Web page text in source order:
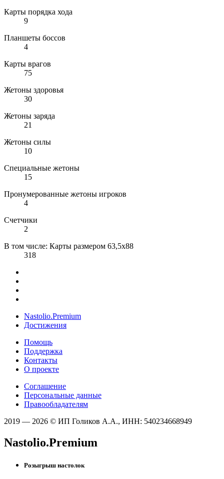
Карты порядка хода
9
Планшеты боссов
4
Карты врагов
75
Жетоны здоровья
30
Жетоны заряда
21
Жетоны силы
10
Специальные жетоны
15
Пронумерованные жетоны игроков
4
Счетчики
2
В том числе: Карты размером 63,5х88
318
Nastolio.Premium
Достижения
Помощь
Поддержка
Контакты
О проекте
Соглашение
Персональные данные
Правообладателям
2019 — 2026 © ИП Голиков А.А., ИНН: 540234668949
Nastolio.Premium
Розыгрыш настолок